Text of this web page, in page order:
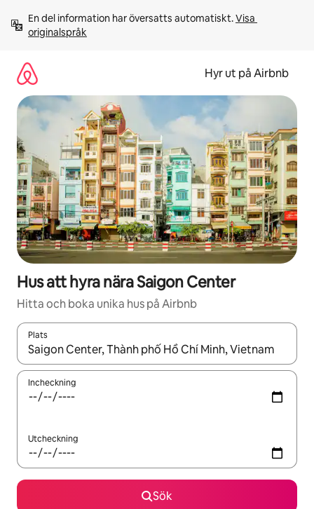
innehåll
En del information har översatts automatiskt. Visa
originalspråk
Hyr ut på Airbnb
Hus att hyra nära Saigon Center
Hitta och boka unika hus på Airbnb
Plats
När resultaten är tillgängliga kan du navigera med upp- och
Incheckning
Utcheckning
Sök